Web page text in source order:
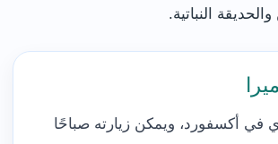
النباتية.
في أكسفورد، ويمكن زيارته صباحًا